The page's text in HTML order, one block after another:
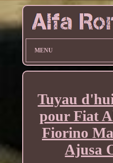
MENU
Tuyau
pour Fiat
Fiorino
Ajusa